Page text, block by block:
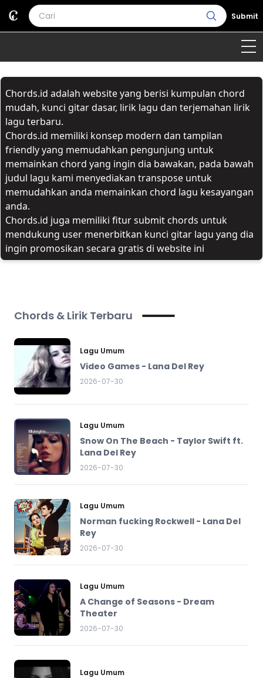
Submit
Home
Genre Country Bahasa Daerah
Lagu Umum
Terjemahan
Daftar Isi
Chords.id adalah website yang berisi kumpulan chord
mudah, kunci gitar dasar, lirik lagu dan terjemahan lirik
lagu terbaru.
Chords.id memiliki konsep modern dan tampilan
friendly yang memudahkan pengunjung untuk
memainkan chord yang ingin dia bawakan, pada bawah
judul lagu kami menyediakan transpose untuk
memudahkan anda memainkan chord lagu kesayangan
anda.
Chords.id juga memiliki fitur submit chords untuk
mendukung user menerbitkan kunci gitar lagu yang dia
ingin promosikan secara gratis di website ini
Chords & Lirik Terbaru
Lagu Umum
Video Games - Lana Del Rey
2026-07-30
Lagu Umum
Snow On The Beach - Taylor Swift ft.
Lana Del Rey
2026-07-30
Lagu Umum
Norman fucking Rockwell - Lana Del
Rey
2026-07-30
Lagu Umum
A Change of Seasons - Dream
Theater
2026-07-30
Lagu Umum